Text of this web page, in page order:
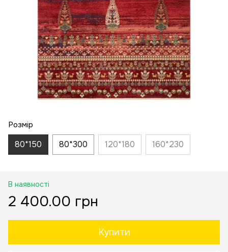
Розмір
80*150 80*300 120*180 160*230
В наявності
2 400.00 грн
Купити